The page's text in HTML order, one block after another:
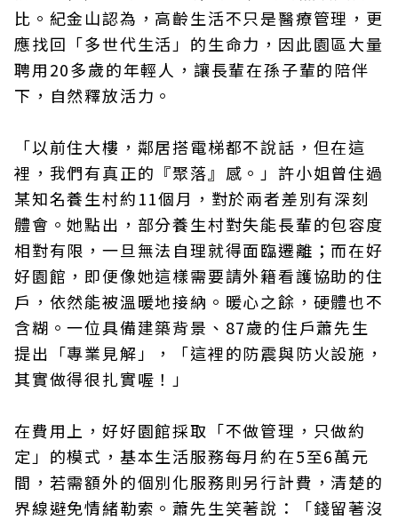
比。紀金山認為，高齡生活不只是醫療管理，更
應找回「多世代生活」的生命力，因此園區大量
聘用20多歲的年輕人，讓長輩在孫子輩的陪伴
下，自然釋放活力。
「以前住大樓，鄰居搭電梯都不說話，但在這
裡，我們有真正的『聚落』感。」許小姐曾住過
某知名養生村約11個月，對於兩者差別有深刻
體會。她點出，部分養生村對失能長輩的包容度
相對有限，一旦無法自理就得面臨遷離；而在好
好園館，即便像她這樣需要請外籍看護協助的住
戶，依然能被溫暖地接納。暖心之餘，硬體也不
含糊。一位具備建築背景、87歲的住戶蕭先生
提出「專業見解」，「這裡的防震與防火設施，
其實做得很扎實喔！」
在費用上，好好園館採取「不做管理，只做約
定」的模式，基本生活服務每月約在5至6萬元
間，若需額外的個別化服務則另行計費，清楚的
界線避免情緒勒索。蕭先生笑著說：「錢留著沒